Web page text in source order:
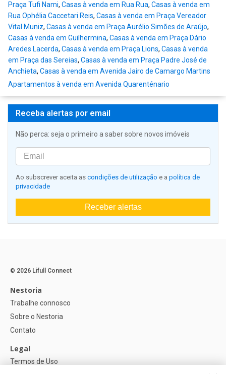
Praça Tufi Nami, Casas à venda em Rua Rua, Casas à venda em
Rua Ophélia Caccetari Reis, Casas à venda em Praça Vereador
Vital Muniz, Casas à venda em Praça Aurélio Simões de Araújo,
Casas à venda em Guilhermina, Casas à venda em Praça Dário
Aredes Lacerda, Casas à venda em Praça Lions, Casas à venda
em Praça das Sereias, Casas à venda em Praça Padre José de
Anchieta, Casas à venda em Avenida Jairo de Camargo Martins
Apartamentos à venda em Avenida Quarenténario
Receba alertas por email
Não perca: seja o primeiro a saber sobre novos imóveis
Ao subscrever aceita as condições de utilização e a política de
privacidade
Receber alertas
© 2026 Lifull Connect
Nestoria
Trabalhe connosco
Sobre o Nestoria
Contato
Legal
Termos de Uso